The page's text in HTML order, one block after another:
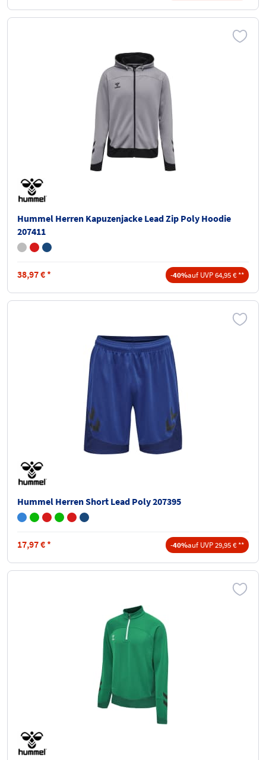
Hummel Herren Kapuzenjacke Lead Zip Poly Hoodie
207411
38,97€ * -40%auf UVP 64,95 € **
Hummel Herren Short Lead Poly 207395
17,97€ * -40%auf UVP 29,95 € **